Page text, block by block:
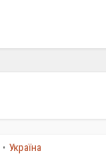
• Україна